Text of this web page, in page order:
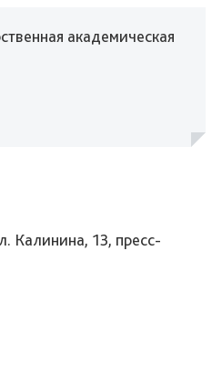
академическая
Калинина, 13, пресс-